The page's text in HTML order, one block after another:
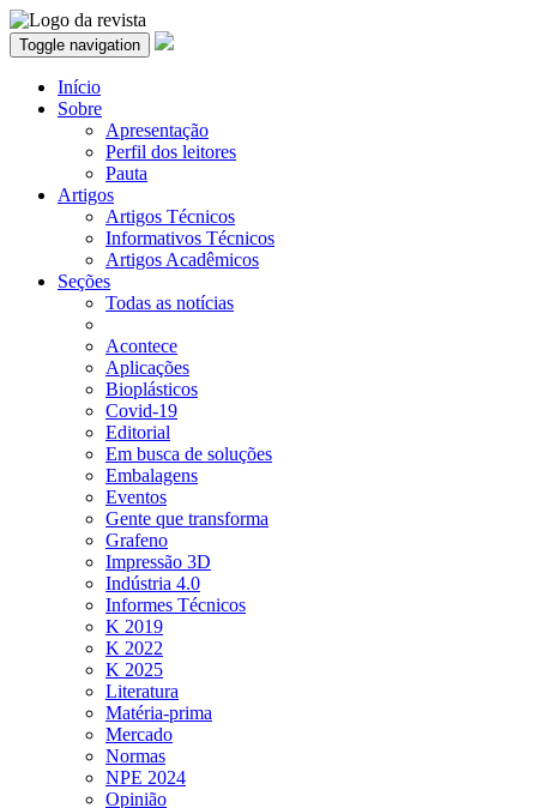
Toggle navigation
Início
Sobre
Apresentação
Perfil dos leitores
Pauta
Artigos
Artigos Técnicos
Informativos Técnicos
Artigos Acadêmicos
Seções
Todas as notícias
Acontece
Aplicações
Bioplásticos
Covid-19
Editorial
Em busca de soluções
Embalagens
Eventos
Gente que transforma
Grafeno
Impressão 3D
Indústria 4.0
Informes Técnicos
K 2019
K 2022
K 2025
Literatura
Matéria-prima
Mercado
Normas
NPE 2024
Opinião